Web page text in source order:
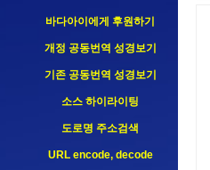
바다아이에게 후원하기
개정 공동번역 성경보기
기존 공동번역 성경보기
소스 하이라이팅
도로명 주소검색
URL encode, decode